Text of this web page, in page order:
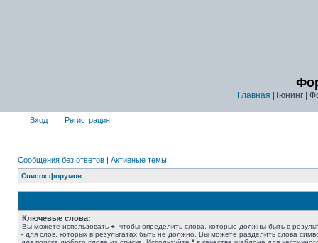
Главная |Тюнинг |
Вход Регистрация
Сообщения без ответов | Активные темы
Список форумов
Ключевые слова:
Вы можете использовать + , чтобы определить слова, которые должны быть в
- для слов, которых в результатах быть не должно. Вы можете разделить слова